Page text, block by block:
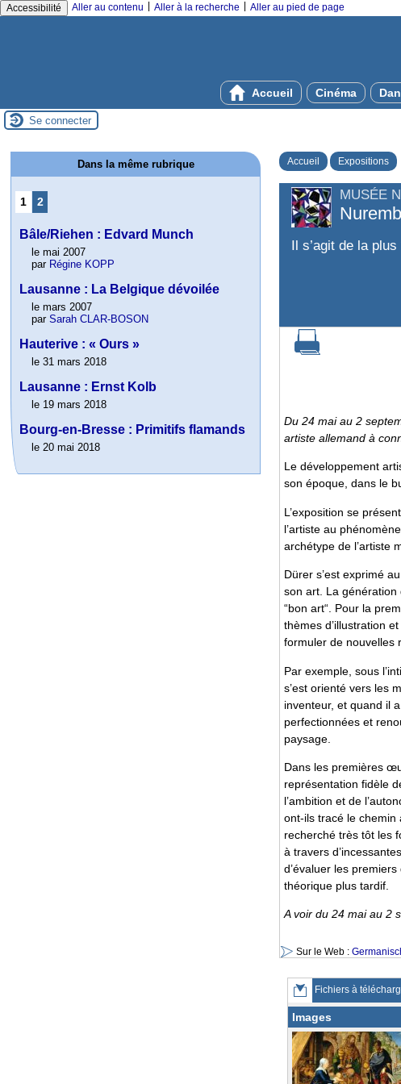
Accessibilité Aller au contenu Aller à la recherche Aller au pied de page
Accueil Cinéma
Se connecter
Accueil Expositions
MUSÉE
Il s’agit de la
Du 24 mai au 2
artiste allemand à
Le développement
son époque, dans le
L’exposition se
l’artiste au
archétype de l’artiste
Dürer s’est exprimé
son art. La
“bon art“. Pour la
thèmes d’illustration
formuler de nouvelles
Par exemple, sous
s’est orienté vers les
inventeur, et quand il
perfectionnées et
paysage.
Dans les premières
représentation fidèle
l’ambition et de
ont-ils tracé le chemin
recherché très tôt les
à travers
d’évaluer les
théorique plus tardif.
A voir du 24 mai au 2
Sur le Web :
Fichiers à
Images
Dans la même rubrique
1 2
Bâle/Riehen : Edvard Munch
le mai 2007
par Régine KOPP
Lausanne : La Belgique dévoilée
le mars 2007
parSarah CLAR-BOSON
Hauterive : « Ours »
le 31 mars 2018
Lausanne : Ernst Kolb
le 19 mars 2018
Bourg-en-Bresse : Primitifs flamands
le 20 mai 2018